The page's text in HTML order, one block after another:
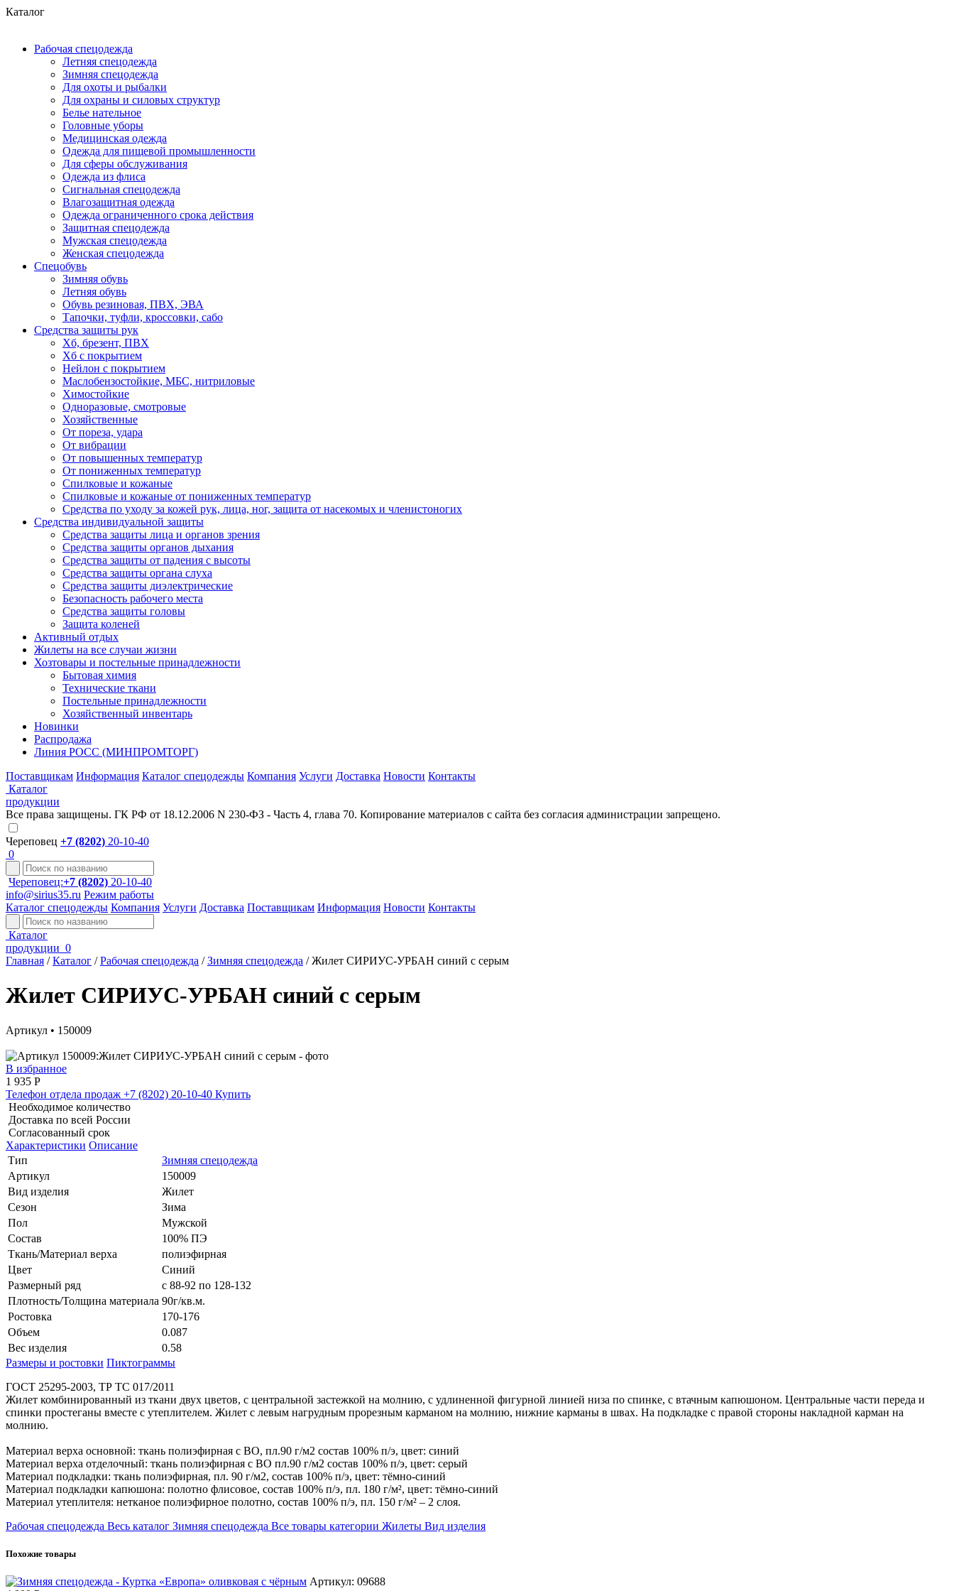
Каталог
Рабочая спецодежда
Летняя спецодежда
Зимняя спецодежда
Для охоты и рыбалки
Для охраны и силовых структур
Белье нательное
Головные уборы
Медицинская одежда
Одежда для пищевой промышленности
Для сферы обслуживания
Одежда из флиса
Сигнальная спецодежда
Влагозащитная одежда
Одежда ограниченного срока действия
Защитная спецодежда
Мужская спецодежда
Женская спецодежда
Спецобувь
Зимняя обувь
Летняя обувь
Обувь резиновая, ПВХ, ЭВА
Тапочки, туфли, кроссовки, сабо
Средства защиты рук
Хб, брезент, ПВХ
Хб с покрытием
Нейлон с покрытием
Маслобензостойкие, МБС, нитриловые
Химостойкие
Одноразовые, смотровые
Хозяйственные
От пореза, удара
От вибрации
От повышенных температур
От пониженных температур
Спилковые и кожаные
Спилковые и кожаные от пониженных температур
Средства по уходу за кожей рук, лица, ног, защита от насекомых и членистоногих
Средства индивидуальной защиты
Средства защиты лица и органов зрения
Средства защиты органов дыхания
Средства защиты от падения с высоты
Средства защиты органа слуха
Средства защиты диэлектрические
Безопасность рабочего места
Средства защиты головы
Защита коленей
Активный отдых
Жилеты на все случаи жизни
Хозтовары и постельные принадлежности
Бытовая химия
Технические ткани
Постельные принадлежности
Хозяйственный инвентарь
Новинки
Распродажа
Линия РОСС (МИНПРОМТОРГ)
Поставщикам Информация Каталог спецодежды Компания Услуги Доставка Новости Контакты
Каталог
продукции
Все права защищены. ГК РФ от 18.12.2006 N 230-ФЗ - Часть 4, глава 70. Копирование материалов с сайта без согласия администрации запрещено.
Череповец +7 (8202) 20-10-40
0
Череповец:+7 (8202) 20-10-40
info@sirius35.ru Режим работы
Каталог спецодежды Компания Услуги Доставка Поставщикам Информация Новости Контакты
Каталог
продукции 0
Главная / Каталог / Рабочая спецодежда / Зимняя спецодежда / Жилет СИРИУС-УРБАН синий с серым
Жилет СИРИУС-УРБАН синий с серым
Артикул • 150009
В избранное
1 935 Р
Телефон отдела продаж +7 (8202) 20-10-40 Купить
Необходимое количество
Доставка по всей России
Согласованный срок
Характеристики Описание
Тип
Зимняя спецодежда
Артикул
150009
Вид изделия
Жилет
Сезон
Зима
Пол
Мужской
Состав
100% ПЭ
Ткань/Материал верха
полиэфирная
Цвет
Синий
Размерный ряд
с 88-92 по 128-132
Плотность/Толщина материала 90г/кв.м.
Ростовка
170-176
Объем
0.087
Вес изделия
0.58
Размеры и ростовки Пиктограммы
ГОСТ 25295-2003, ТР ТС 017/2011
Жилет комбинированный из ткани двух цветов, с центральной застежкой на молнию, с удлиненной фигурной линией низа по спинке, с втачным капюшоном. Центральные части переда и
спинки простеганы вместе с утеплителем. Жилет с левым нагрудным прорезным карманом на молнию, нижние карманы в швах. На подкладке с правой стороны накладной карман на
молнию.
Материал верха основной: ткань полиэфирная с ВО, пл.90 г/м2 состав 100% п/э, цвет: синий
Материал верха отделочный: ткань полиэфирная с ВО пл.90 г/м2 состав 100% п/э, цвет: серый
Материал подкладки: ткань полиэфирная, пл. 90 г/м2, состав 100% п/э, цвет: тёмно-синий
Материал подкладки капюшона: полотно флисовое, состав 100% п/э, пл. 180 г/м², цвет: тёмно-синий
Материал утеплителя: нетканое полиэфирное полотно, состав 100% п/э, пл. 150 г/м² – 2 слоя.
Рабочая спецодежда Весь каталог Зимняя спецодежда Все товары категории Жилеты Вид изделия
Похожие товары
Артикул: 09688